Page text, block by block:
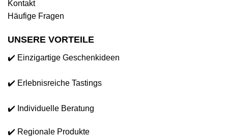
Kontakt
Häufige Fragen
UNSERE VORTEILE
✔️ Einzigartige Geschenkideen
✔️ Erlebnisreiche Tastings
✔️ Individuelle Beratung
✔️ Regionale Produkte